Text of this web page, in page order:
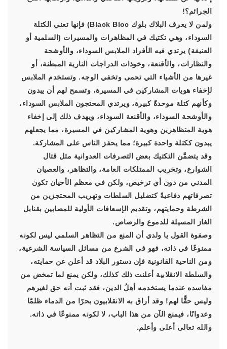
الجرائم؟!
ولمن لا يعرف البلاك بلوك Black Bloc) فإنها تعني الكتلة
السوداء، وهي تكتيك في المظاهرات والمسيرات (السلمية أو
العنيفة) يرتدي فيه الأفراد الملابس السوداء، والأوشحة
والنظارات، والأقنعة، وخوذات الدراجات النارية المبطنة، أو
غيرها من الأشياء التي تحمى وتخفي الوجه. وتستخدم الملابس
لإخفاء هويات المشاركين في المسيرة، وتسمح لهم أن يبدون
وكأنهم كتلة موحدةً كبيرة، ويرتدي المحتجون الملابس السوداء،
والأوشحة السوداء، والأقنعة السوداء، ويهدف ذلك إلى إخفاء
هوية المتظاهرين وهوية المشاركين في المسيرة، مما يجعلهم
يبدون ككتلة واحدة كبيرة؛ مما يحفز الناس على المشاركة.
وقد يتضمَّن التكتيك بعض التصرفات العدوانية مثل قتال
الشوارع، وتخريب الممتلكات العامة، والتظاهر، والعصيان
المدني من دون أي ترخيص، ولكن في معظم الأحيان تكون
تصرفاتهم دفاعيةً كتضليل السلطات وتهريب المحتجزين من
الشرطة وحمايتهم، وتقديم الإسعافات الأولية للمصابين بقنابل
الغاز المسيلة للدموع والرصاص.
وصفوة القول يا ولدي أن المنع من التظاهر السلمي ليس لكونه
ممنوعًا في ذاته، فهو في الشرع من مسائل السياسة الشرعية،
ومن الناحية القانونية فإن دستور البلاد قد أعلن عن حمايته،
والسلطة الانقلابية أعلنت ذلك كذلك، ولكن يمنع لما تمخض من
مفاسده عندما يستخدمه أهلُ الدين، فقد ثبت أنه حق لغيرهم
وليس حقًّا لهم! وقد أراق به الانقلابيون بحرًا من الدماء ظلمًا
وعدوانًا، فيمنع الآن من هذا الباب، لا لكونه ممنوعًا في ذاته.
والله تعالى أعلى وأعلم.